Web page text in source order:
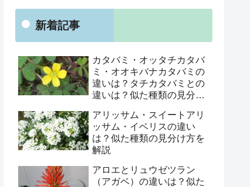
新着記事
カタバミ・オッタチカタバ
ミ・オオキバナカタバミの
違いは？タチカタバミとの
違いは？似た種類の見分け
アリッサム・スイートアリ
ッサム・イベリスの違い
は？似た種類の見分け方を
解説
アロエとリュウゼツラン
（アガベ）の違いは？似た